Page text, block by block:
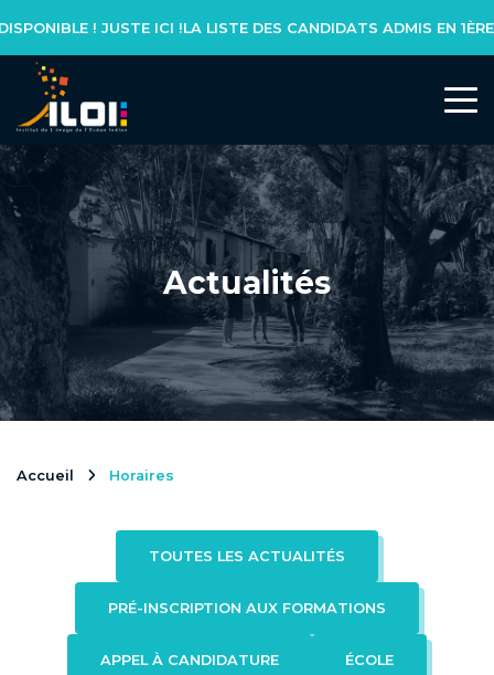
LISTE DES CANDIDATS ADMIS EN 1ÈRE ANNÉE DE LICENCE
L’INSTITUT
Notre réseau
Notre équipe
Actualités
NOS FORMATIONS
Procédure d’admission
Actualités
Accueil Horaires
TOUTES LES ACTUALITÉS
PRÉ-INSCRIPTION AUX FORMATIONS
APPEL À CANDIDATURE ÉCOLE